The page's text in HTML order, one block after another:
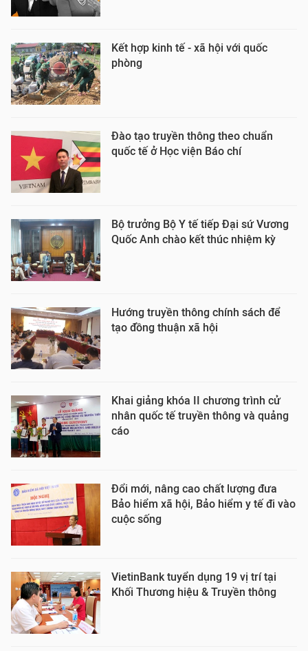
Kết hợp kinh tế - xã hội với quốc
phòng
Đào tạo truyền thông theo chuẩn
quốc tế ở Học viện Báo chí
Bộ trưởng Bộ Y tế tiếp Đại sứ Vương
Quốc Anh chào kết thúc nhiệm kỳ
Hướng truyền thông chính sách để
tạo đồng thuận xã hội
Khai giảng khóa II chương trình cử
nhân quốc tế truyền thông và quảng
cáo
Đổi mới, nâng cao chất lượng đưa
Bảo hiểm xã hội, Bảo hiểm y tế đi vào
cuộc sống
VietinBank tuyển dụng 19 vị trí tại
Khối Thương hiệu & Truyền thông